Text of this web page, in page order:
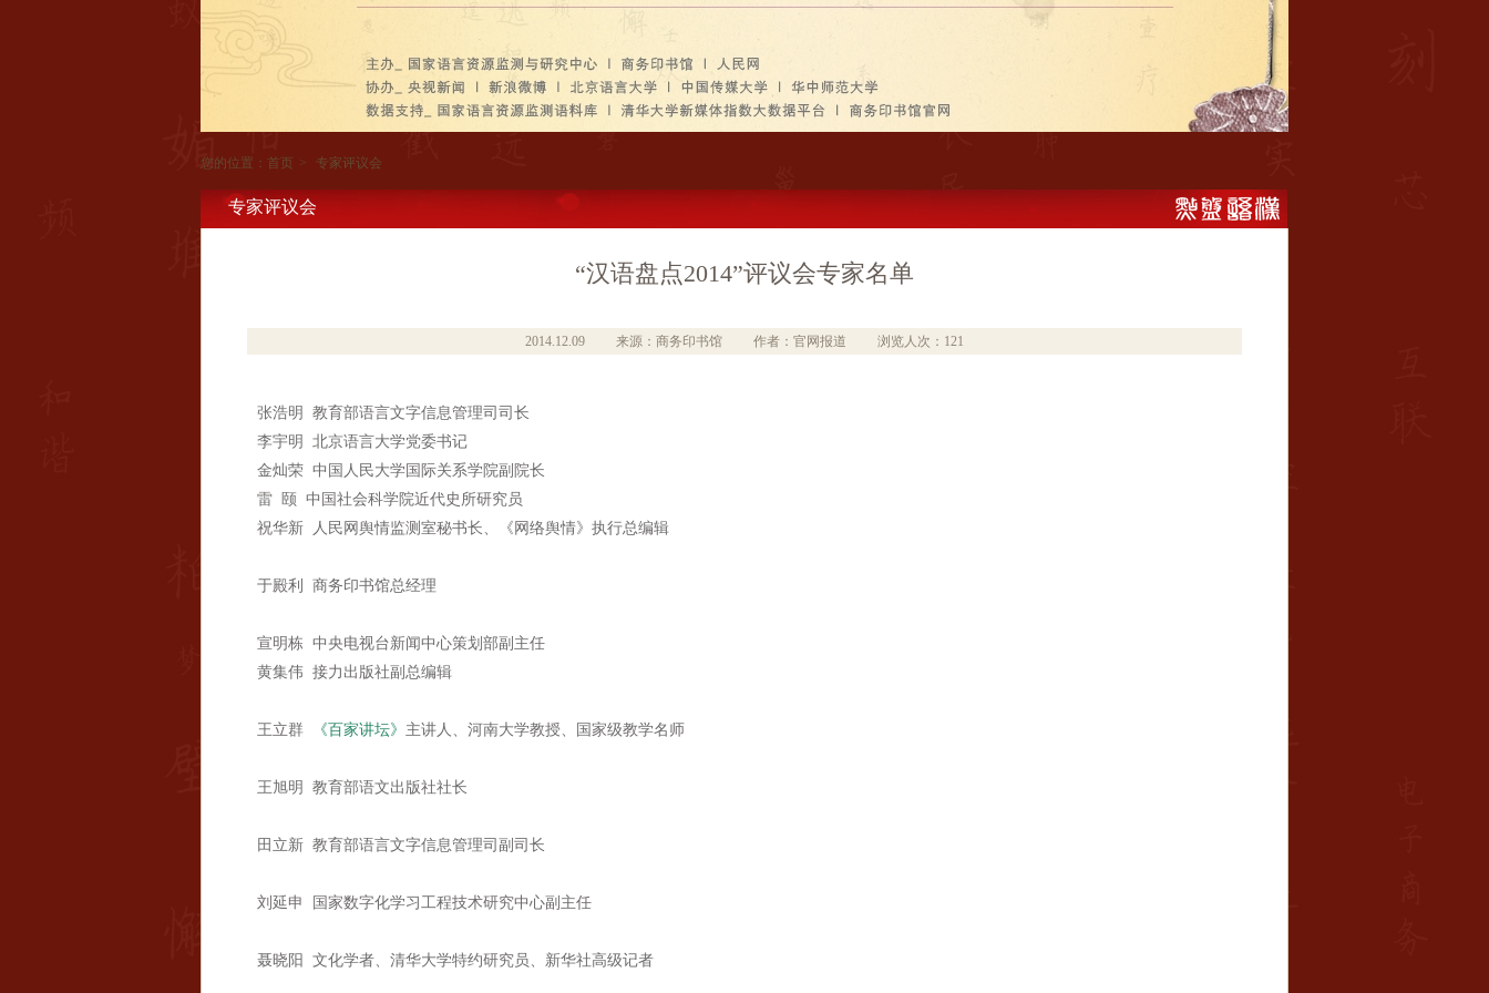
您的位置： 首页 > 专家评议会
专家评议会
“汉语盘点2014”评议会专家名单
2014.12.09 来源：商务印书馆 作者：官网报道 浏览人次：121
张浩明 教育部语言文字信息管理司司长
李宇明 北京语言大学党委书记
金灿荣 中国人民大学国际关系学院副院长
雷 颐 中国社会科学院近代史所研究员
祝华新 人民网舆情监测室秘书长、《网络舆情》执行总编辑
于殿利 商务印书馆总经理
宣明栋 中央电视台新闻中心策划部副主任
黄集伟 接力出版社副总编辑
王立群 《百家讲坛》 主讲人、河南大学教授、国家级教学名师
王旭明 教育部语文出版社社长
田立新 教育部语言文字信息管理司副司长
刘延申 国家数字化学习工程技术研究中心副主任
聂晓阳 文化学者、清华大学特约研究员、新华社高级记者